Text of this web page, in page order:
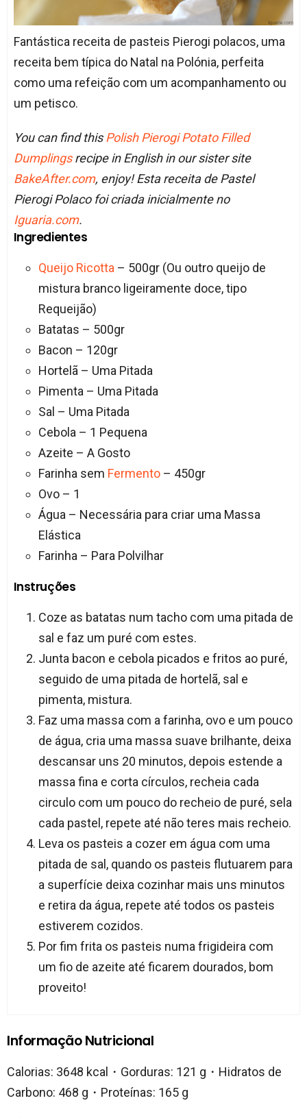
Fantástica receita de pasteis Pierogi polacos, uma
receita bem típica do Natal na Polónia, perfeita
como uma refeição com um acompanhamento ou
um petisco.
You can find thisPolish Pierogi Potato Filled
Dumplingsrecipe in English in our sister site
BakeAfter.com, enjoy! Esta receita de Pastel
Pierogi Polaco foi criada inicialmente no
Iguaria.com.
Ingredientes
Queijo Ricotta – 500gr (Ou outro queijo de
mistura branco ligeiramente doce, tipo
Requeijão)
Batatas – 500gr
Bacon – 120gr
Hortelã – Uma Pitada
Pimenta – Uma Pitada
Sal – Uma Pitada
Cebola – 1 Pequena
Azeite – A Gosto
Farinha sem Fermento– 450gr
Ovo – 1
Água – Necessária para criar uma Massa
Elástica
Farinha – Para Polvilhar
Instruções
Coze as batatas num tacho com uma pitada de
sal e faz um puré com estes.
Junta bacon e cebola picados e fritos ao puré,
seguido de uma pitada de hortelã, sal e
pimenta, mistura.
Faz uma massa com a farinha, ovo e um pouco
de água, cria uma massa suave brilhante, deixa
descansar uns 20 minutos, depois estende a
massa fina e corta círculos, recheia cada
circulo com um pouco do recheio de puré, sela
cada pastel, repete até não teres mais recheio.
Leva os pasteis a cozer em água com uma
pitada de sal, quando os pasteis flutuarem para
a superfície deixa cozinhar mais uns minutos
e retira da água, repete até todos os pasteis
estiverem cozidos.
Por fim frita os pasteis numa frigideira com
um fio de azeite até ficarem dourados, bom
proveito!
Informação Nutricional
Calorias: 3648 kcal・Gorduras: 121 g・Hidratos de
Carbono: 468 g・Proteínas: 165 g